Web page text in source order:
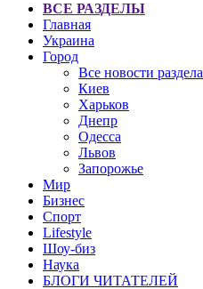
ВСЕ РАЗДЕЛЫ
Главная
Украина
Город
Все новости раздела
Киев
Харьков
Днепр
Одесса
Львов
Запорожье
Мир
Бизнес
Спорт
Lifestyle
Шоу-биз
Наука
БЛОГИ ЧИТАТЕЛЕЙ